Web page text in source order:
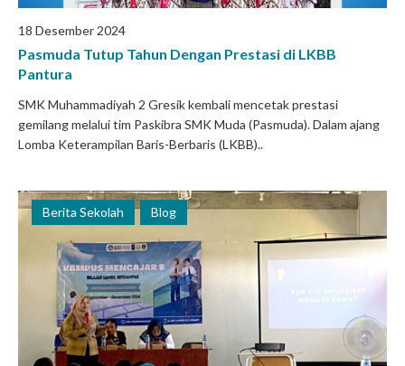
18 Desember 2024
Pasmuda Tutup Tahun Dengan Prestasi di LKBB
Pantura
SMK Muhammadiyah 2 Gresik kembali mencetak prestasi
gemilang melalui tim Paskibra SMK Muda (Pasmuda). Dalam ajang
Lomba Keterampilan Baris-Berbaris (LKBB)..
Berita Sekolah Blog